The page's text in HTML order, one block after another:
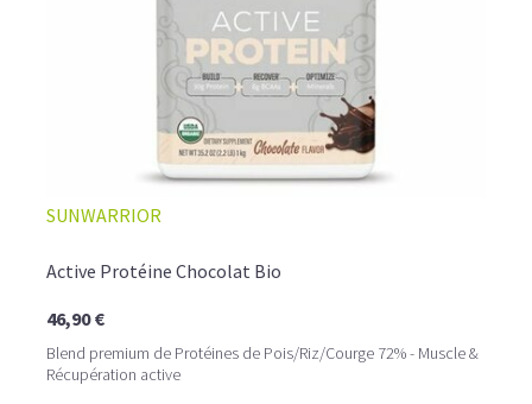
SUNWARRIOR
Active Protéine Chocolat Bio
46,90 €
Blend premium de Protéines de Pois/Riz/Courge 72% - Muscle &
Récupération active